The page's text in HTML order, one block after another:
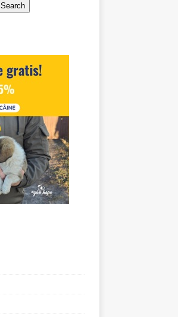
Search